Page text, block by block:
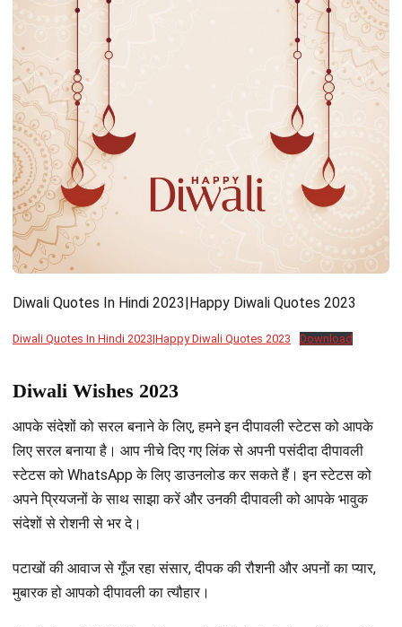
Diwali Quotes In Hindi 2023|Happy Diwali Quotes 2023
Diwali Quotes In Hindi 2023|Happy Diwali Quotes 2023 Download
Diwali Wishes 2023
आपके संदेशों को सरल बनाने के लिए, हमने इन दीपावली स्टेटस को आपके
लिए सरल बनाया है। आप नीचे दिए गए लिंक से अपनी पसंदीदा दीपावली
स्टेटस को WhatsApp के लिए डाउनलोड कर सकते हैं। इन स्टेटस को
अपने प्रियजनों के साथ साझा करें और उनकी दीपावली को आपके भावुक
संदेशों से रोशनी से भर दे।
पटाखों की आवाज से गूँज रहा संसार, दीपक की रौशनी और अपनों का प्यार,
मुबारक हो आपको दीपावली का त्यौहार।